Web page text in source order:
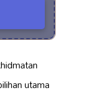
utama